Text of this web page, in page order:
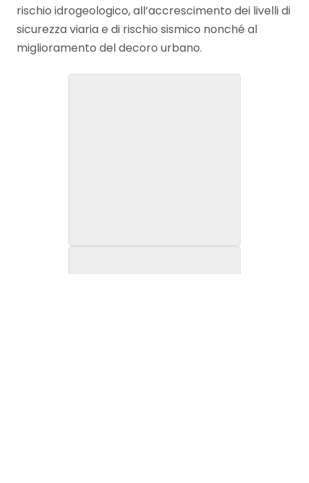
rischio idrogeologico, all’accrescimento dei livelli di
sicurezza viaria e di rischio sismico nonché al
miglioramento del decoro urbano.